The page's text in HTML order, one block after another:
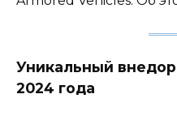
Уникальный
2024 года